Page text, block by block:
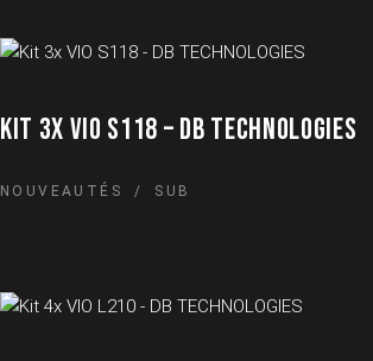
KIT 3X VIO S118 – DB TECHNOLOGIES
NOUVEAUTÉS SUB